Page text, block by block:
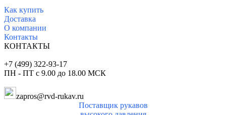
Как купить
Доставка
О компании
Контакты
КОНТАКТЫ
+7 (499) 322-93-17
ПН - ПТ с 9.00 до 18.00 МСК
zapros@rvd-rukav.ru
Поставщик рукавов